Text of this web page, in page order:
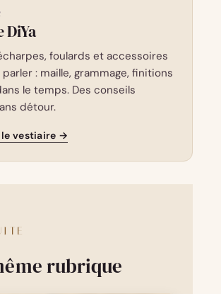
DiYa
foulards et accessoires
: maille, grammage, finitions
le temps. Des conseils
détour.
vestiaire →
rubrique